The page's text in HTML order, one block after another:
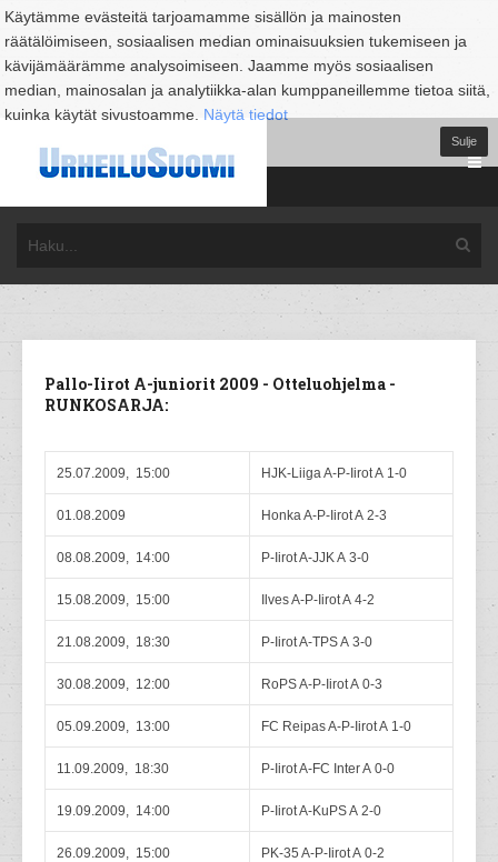
Käytämme evästeitä tarjoamamme sisällön ja mainosten
räätälöimiseen, sosiaalisen median ominaisuuksien tukemiseen ja
kävijämäärämme analysoimiseen. Jaamme myös sosiaalisen
median, mainosalan ja analytiikka-alan kumppaneillemme tietoa siitä,
kuinka käytät sivustoamme. Näytä tiedot
Sulje
Pallo-Iirot A-juniorit 2009 - Otteluohjelma -
RUNKOSARJA:
25.07.2009, 15:00 HJK-Liiga A-P-Iirot A 1-0
01.08.2009 Honka A-P-Iirot A 2-3
08.08.2009, 14:00 P-Iirot A-JJK A 3-0
15.08.2009, 15:00 Ilves A-P-Iirot A 4-2
21.08.2009, 18:30 P-Iirot A-TPS A 3-0
30.08.2009, 12:00 RoPS A-P-Iirot A 0-3
05.09.2009, 13:00 FC Reipas A-P-Iirot A 1-0
11.09.2009, 18:30 P-Iirot A-FC Inter A 0-0
19.09.2009, 14:00 P-Iirot A-KuPS A 2-0
26.09.2009, 15:00 PK-35 A-P-Iirot A 0-2